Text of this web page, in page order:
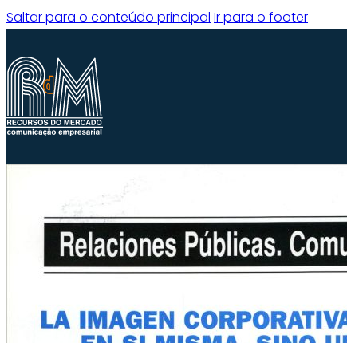
Saltar para o conteúdo principal Ir para o footer
Quem somos
Experiência
Serviços
Clientes
Blog